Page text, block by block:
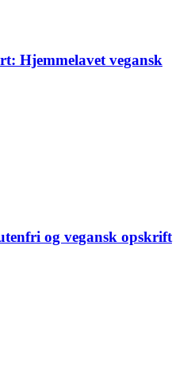
Hjemmelavet vegansk
og vegansk opskrift